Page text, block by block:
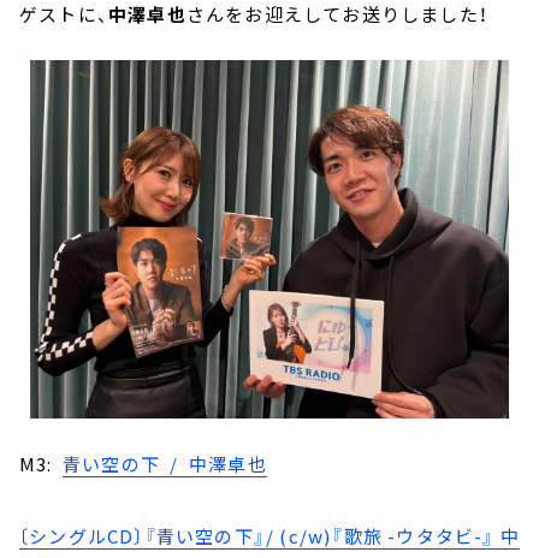
ゲストに、 中澤卓也さんをお迎えしてお送りしました！
M3: 青い空の下 / 中澤卓也
〔シングルCD〕『青い空の下』/ (c/w)『歌旅 -ウタタビ-』 中